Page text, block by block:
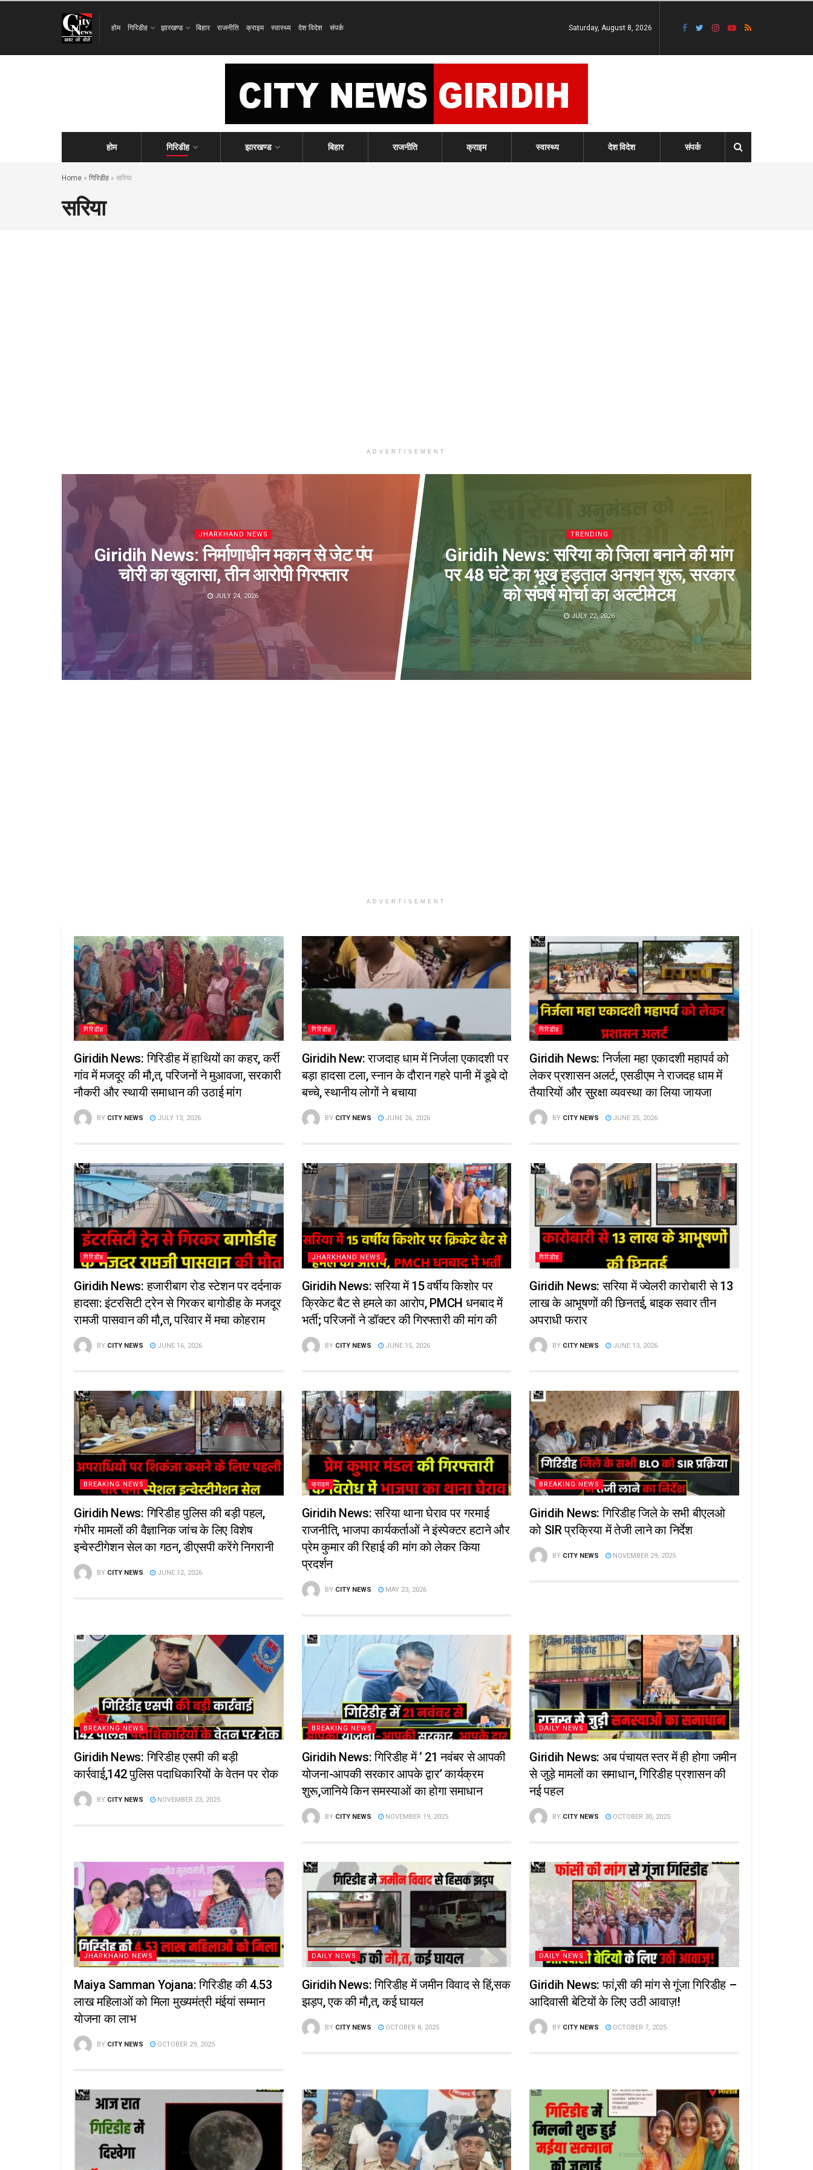
होम गिरिडीह झारखण्ड बिहार राजनीति क्राइम स्वास्थ्य देश विदेश संपर्क Saturday, August 8, 2026
होम गिरिडीह झारखण्ड बिहार राजनीति क्राइम स्वास्थ्य देश विदेश संपर्क
Home » गिरिडीह » सरिया
सरिया
ADVERTISEMENT
JHARKHAND NEWS
Giridih News: निर्माणाधीन मकान से जेट पंप
चोरी का खुलासा, तीन आरोपी गिरफ्तार
JULY 24, 2026
TRENDING
Giridih News: सरिया को जिला बनाने की मांग
पर 48 घंटे का भूख हड़ताल अनशन शुरू, सरकार
को संघर्ष मोर्चा का अल्टीमेटम
JULY 22, 2026
ADVERTISEMENT
गिरिडीह
Giridih News: गिरिडीह में हाथियों का कहर, कर्री
गांव में मजदूर की मौ,त, परिजनों ने मुआवजा, सरकारी
नौकरी और स्थायी समाधान की उठाई मांग
BY CITY NEWS JULY 13, 2026
गिरिडीह
Giridih New: राजदाह धाम में निर्जला एकादशी पर
बड़ा हादसा टला, स्नान के दौरान गहरे पानी में डूबे दो
बच्चे, स्थानीय लोगों ने बचाया
BY CITY NEWS JUNE 26, 2026
गिरिडीह
Giridih News: निर्जला महा एकादशी महापर्व को
लेकर प्रशासन अलर्ट, एसडीएम ने राजदह धाम में
तैयारियों और सुरक्षा व्यवस्था का लिया जायजा
BY CITY NEWS JUNE 25, 2026
गिरिडीह
Giridih News: हजारीबाग रोड स्टेशन पर दर्दनाक
हादसा: इंटरसिटी ट्रेन से गिरकर बागोडीह के मजदूर
रामजी पासवान की मौ,त, परिवार में मचा कोहराम
BY CITY NEWS JUNE 16, 2026
JHARKHAND NEWS
Giridih News: सरिया में 15 वर्षीय किशोर पर
क्रिकेट बैट से हमले का आरोप, PMCH धनबाद में
भर्ती; परिजनों ने डॉक्टर की गिरफ्तारी की मांग की
BY CITY NEWS JUNE 15, 2026
गिरिडीह
Giridih News: सरिया में ज्वेलरी कारोबारी से 13
लाख के आभूषणों की छिनतई, बाइक सवार तीन
अपराधी फरार
BY CITY NEWS JUNE 13, 2026
BREAKING NEWS
Giridih News: गिरिडीह पुलिस की बड़ी पहल,
गंभीर मामलों की वैज्ञानिक जांच के लिए विशेष
इन्वेस्टीगेशन सेल का गठन, डीएसपी करेंगे निगरानी
BY CITY NEWS JUNE 12, 2026
क्राइम
Giridih News: सरिया थाना घेराव पर गरमाई
राजनीति, भाजपा कार्यकर्ताओं ने इंस्पेक्टर हटाने और
प्रेम कुमार की रिहाई की मांग को लेकर किया
प्रदर्शन
BY CITY NEWS MAY 23, 2026
BREAKING NEWS
Giridih News: गिरिडीह जिले के सभी बीएलओ
को SIR प्रक्रिया में तेजी लाने का निर्देश
BY CITY NEWS NOVEMBER 29, 2025
BREAKING NEWS
Giridih News: गिरिडीह एसपी की बड़ी
कार्रवाई,142 पुलिस पदाधिकारियों के वेतन पर रोक
BY CITY NEWS NOVEMBER 23, 2025
BREAKING NEWS
Giridih News: गिरिडीह में ‘ 21 नवंबर से आपकी
योजना-आपकी सरकार आपके द्वार’ कार्यक्रम
शुरू,जानिये किन समस्याओं का होगा समाधान
BY CITY NEWS NOVEMBER 19, 2025
DAILY NEWS
Giridih News: अब पंचायत स्तर में ही होगा जमीन
से जुड़े मामलों का समाधान, गिरिडीह प्रशासन की
नई पहल
BY CITY NEWS OCTOBER 30, 2025
JHARKHAND NEWS
Maiya Samman Yojana: गिरिडीह की 4.53
लाख महिलाओं को मिला मुख्यमंत्री मंईयां सम्मान
योजना का लाभ
BY CITY NEWS OCTOBER 29, 2025
DAILY NEWS
Giridih News: गिरिडीह में जमीन विवाद से हिं,सक
झड़प, एक की मौ,त, कई घायल
BY CITY NEWS OCTOBER 8, 2025
DAILY NEWS
Giridih News: फां,सी की मांग से गूंजा गिरिडीह –
आदिवासी बेटियों के लिए उठी आवाज़!
BY CITY NEWS OCTOBER 7, 2025